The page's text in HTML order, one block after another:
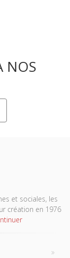
NOS
et sociales, les
création en 1976